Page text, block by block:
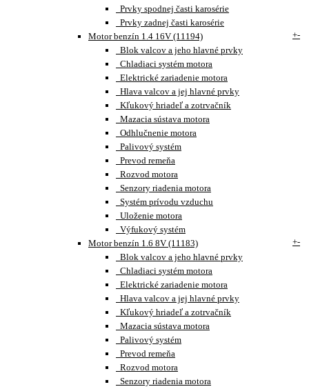
Prvky spodnej časti karosérie
Prvky zadnej časti karosérie
Motor benzín 1.4 16V (11194)
+-
Blok valcov a jeho hlavné prvky
Chladiaci systém motora
Elektrické zariadenie motora
Hlava valcov a jej hlavné prvky
Kľukový hriadeľ a zotrvačník
Mazacia sústava motora
Odhlučnenie motora
Palivový systém
Prevod remeňa
Rozvod motora
Senzory riadenia motora
Systém prívodu vzduchu
Uloženie motora
Výfukový systém
Motor benzín 1.6 8V (11183)
+-
Blok valcov a jeho hlavné prvky
Chladiaci systém motora
Elektrické zariadenie motora
Hlava valcov a jej hlavné prvky
Kľukový hriadeľ a zotrvačník
Mazacia sústava motora
Palivový systém
Prevod remeňa
Rozvod motora
Senzory riadenia motora